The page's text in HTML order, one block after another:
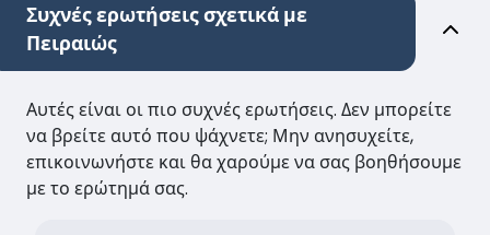
Συχνές ερωτήσεις σχετικά με
Πειραιώς
Αυτές είναι οι πιο συχνές ερωτήσεις. Δεν μπορείτε
να βρείτε αυτό που ψάχνετε; Μην ανησυχείτε,
επικοινωνήστε και θα χαρούμε να σας βοηθήσουμε
με το ερώτημά σας.